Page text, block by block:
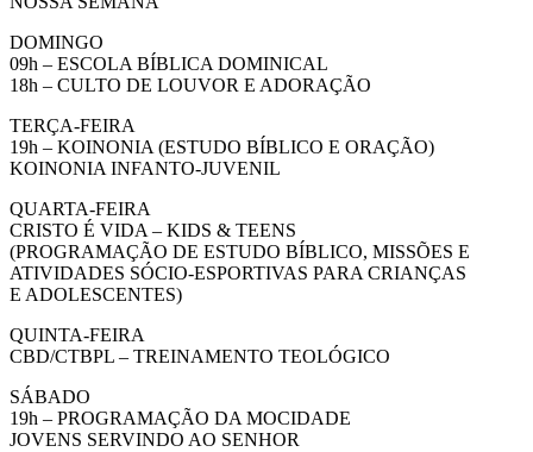
DOMINGO
09h – ESCOLA BÍBLICA DOMINICAL
18h – CULTO DE LOUVOR E ADORAÇÃO
TERÇA-FEIRA
19h – KOINONIA (ESTUDO BÍBLICO E ORAÇÃO)
KOINONIA INFANTO-JUVENIL
QUARTA-FEIRA
CRISTO É VIDA – KIDS & TEENS
(PROGRAMAÇÃO DE ESTUDO BÍBLICO, MISSÕES E
ATIVIDADES SÓCIO-ESPORTIVAS PARA CRIANÇAS
E ADOLESCENTES)
QUINTA-FEIRA
CBD/CTBPL – TREINAMENTO TEOLÓGICO
SÁBADO
19h – PROGRAMAÇÃO DA MOCIDADE
JOVENS SERVINDO AO SENHOR